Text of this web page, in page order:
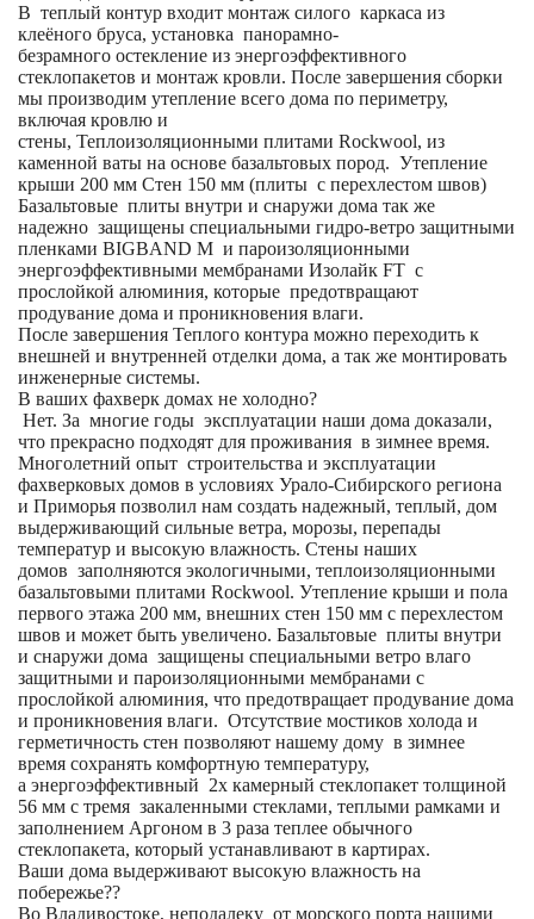
В теплый контур входит монтаж силого каркаса из
клеёного бруса, установка панорамно-
безрамного остекление из энергоэффективного
стеклопакетов и монтаж кровли. После завершения сборки
мы производим утепление всего дома по периметру,
включая кровлю и
стены, Теплоизоляционными плитами Rockwool, из
каменной ваты на основе базальтовых пород. Утепление
крыши 200 мм Стен 150 мм (плиты с перехлестом швов)
Базальтовые плиты внутри и снаружи дома так же
надежно защищены специальными гидро-ветро защитными
пленками BIGBAND M и пароизоляционными
энергоэффективными мембранами Изолайк FT с
прослойкой алюминия, которые предотвращают
продувание дома и проникновения влаги.
После завершения Теплого контура можно переходить к
внешней и внутренней отделки дома, а так же монтировать
инженерные системы.
В ваших фахверк домах не холодно?
Нет. За многие годы эксплуатации наши дома доказали,
что прекрасно подходят для проживания в зимнее время.
Многолетний опыт строительства и эксплуатации
фахверковых домов в условиях Урало-Сибирского региона
и Приморья позволил нам создать надежный, теплый, дом
выдерживающий сильные ветра, морозы, перепады
температур и высокую влажность. Стены наших
домов заполняются экологичными, теплоизоляционными
базальтовыми плитами Rockwool. Утепление крыши и пола
первого этажа 200 мм, внешних стен 150 мм с перехлестом
швов и может быть увеличено. Базальтовые плиты внутри
и снаружи дома защищены специальными ветро влаго
защитными и пароизоляционными мембранами с
прослойкой алюминия, что предотвращает продувание дома
и проникновения влаги. Отсутствие мостиков холода и
герметичность стен позволяют нашему дому в зимнее
время сохранять комфортную температуру,
а энергоэффективный 2х камерный стеклопакет толщиной
56 мм с тремя закаленными стеклами, теплыми рамками и
заполнением Аргоном в 3 раза теплее обычного
стеклопакета, который устанавливают в картирах.
Ваши дома выдерживают высокую влажность на
побережье??
Во Владивостоке, неподалеку от морского порта нашими